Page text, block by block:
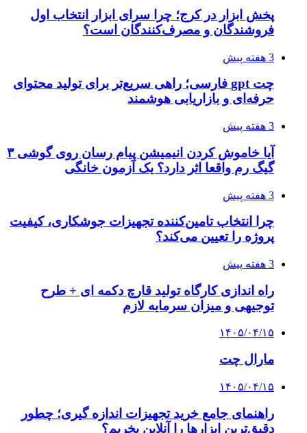
پخش ابزار در کرج؛ چرا سرای ابزار انتخاب اول
فروشندگان و مصرف‌کنندگان است؟
3 هفته پیش
چت gpt فارسی؛ راهی سریع‌تر برای تولید محتوای
حرفه‌ای و بازاریابی هوشمند
3 هفته پیش
آیا خاموش کردن انیمیشن پیام رسان روی گوشی ۳
گیگ رم واقعا اثر دارد؟ یک آزمون خانگی
3 هفته پیش
چرا انتخاب تامین‌کننده تجهیزات جوشکاری، کیفیت
پروژه را تعیین می‌کند؟
3 هفته پیش
راه اندازی کارگاه تولید قارچ دکمه ای + طرح
توجیهی و میزان سرمایه لازم
۱۴۰۵/۰۴/۱۵
مارال چت
۱۴۰۵/۰۴/۱۵
راهنمای جامع خرید تجهیزات اندازه گیری؛ چطور
دقیق‌ترین ابزارها را آنلاین بخریم؟